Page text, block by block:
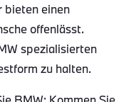
bieten einen
offenlässt.
spezialisierten
zu halten.